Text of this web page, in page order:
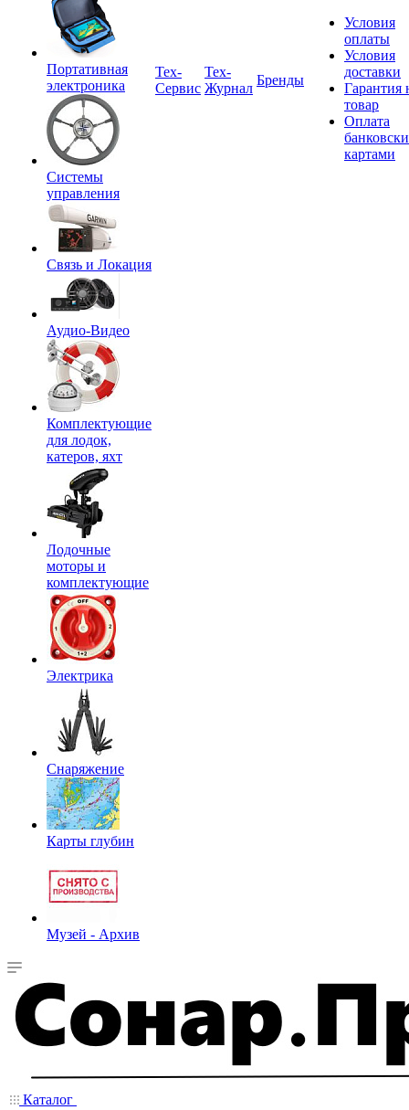
Портативная
электроника
Системы
управления
Связь и Локация
Аудио-Видео
Комплектующие
для лодок,
катеров, яхт
Лодочные
моторы и
комплектующие
Электрика
Снаряжение
Карты глубин
Музей - Архив
Tex-
Сервис
Тех-
Журнал
Бренды
Условия
оплаты
Условия
доставки
Гарантия
товар
Оплата
картами
Каталог